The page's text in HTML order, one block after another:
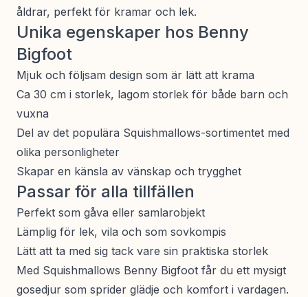
åldrar, perfekt för kramar och lek.
Unika egenskaper hos Benny
Bigfoot
Mjuk och följsam design som är lätt att krama
Ca 30 cm i storlek, lagom storlek för både barn och
vuxna
Del av det populära Squishmallows-sortimentet med
olika personligheter
Skapar en känsla av vänskap och trygghet
Passar för alla tillfällen
Perfekt som gåva eller samlarobjekt
Lämplig för lek, vila och som sovkompis
Lätt att ta med sig tack vare sin praktiska storlek
Med Squishmallows Benny Bigfoot får du ett mysigt
gosedjur som sprider glädje och komfort i vardagen.